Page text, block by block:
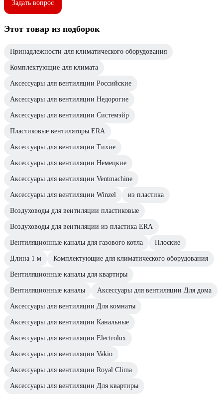
Задать вопрос
Этот товар из подборок
Принадлежности для климатического оборудования
Комплектующие для климата
Аксессуары для вентиляции Российские
Аксессуары для вентиляции Недорогие
Аксессуары для вентиляции Системэйр
Пластиковые вентиляторы ERA
Аксессуары для вентиляции Тихие
Аксессуары для вентиляции Немецкие
Аксессуары для вентиляции Ventmachine
Аксессуары для вентиляции Winzel из пластика
Воздуховоды для вентиляции пластиковые
Воздуховоды для вентиляции из пластика ERA
Вентиляционные каналы для газового котла Плоские
Длина 1 м Комплектующие для климатического оборудования
Вентиляционные каналы для квартиры
Вентиляционные каналы Аксессуары для вентиляции Для дома
Аксессуары для вентиляции Для комнаты
Аксессуары для вентиляции Канальные
Аксессуары для вентиляции Electrolux
Аксессуары для вентиляции Vakio
Аксессуары для вентиляции Royal Clima
Аксессуары для вентиляции Для квартиры